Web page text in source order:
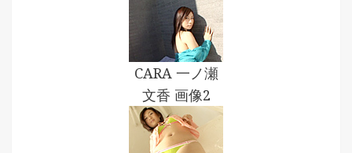
CARA 一ノ瀬
文香 画像2